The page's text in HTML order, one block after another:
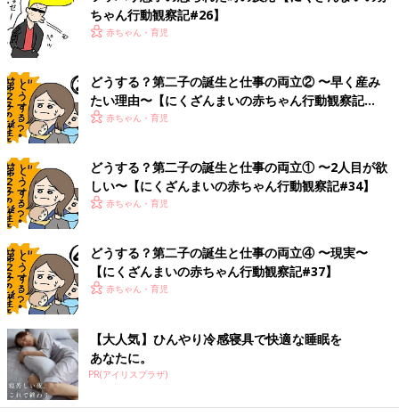
ちゃん行動観察記#26】
赤ちゃん・育児
どうする？第二子の誕生と仕事の両立② 〜早く産み
たい理由〜【にくざんまいの赤ちゃん行動観察記
#35】
赤ちゃん・育児
どうする？第二子の誕生と仕事の両立① 〜2人目が欲
しい〜【にくざんまいの赤ちゃん行動観察記#34】
赤ちゃん・育児
どうする？第二子の誕生と仕事の両立④ 〜現実〜
【にくざんまいの赤ちゃん行動観察記#37】
赤ちゃん・育児
【大人気】ひんやり冷感寝具で快適な睡眠を
あなたに。
PR(アイリスプラザ)